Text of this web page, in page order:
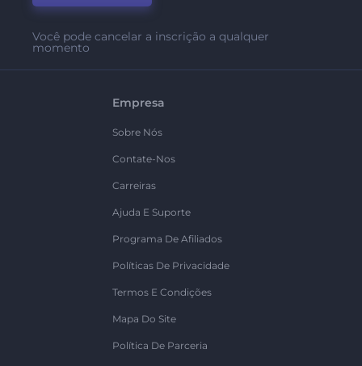
Você pode cancelar a inscrição a qualquer
momento
Empresa
Sobre Nós
Contate-Nos
Carreiras
Ajuda E Suporte
Programa De Afiliados
Políticas De Privacidade
Termos E Condições
Mapa Do Site
Política De Parceria